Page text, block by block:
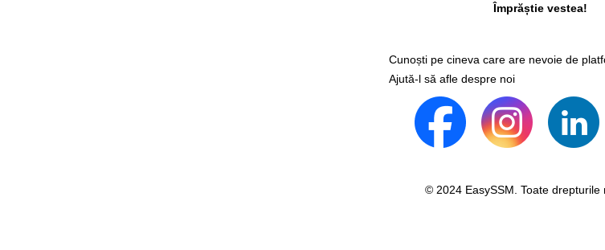
Împrăștie vestea!
Cunoști pe cineva care are nevoie de
Ajută-l să afle despre noi
© 2024 EasySSM. Toate drepturile